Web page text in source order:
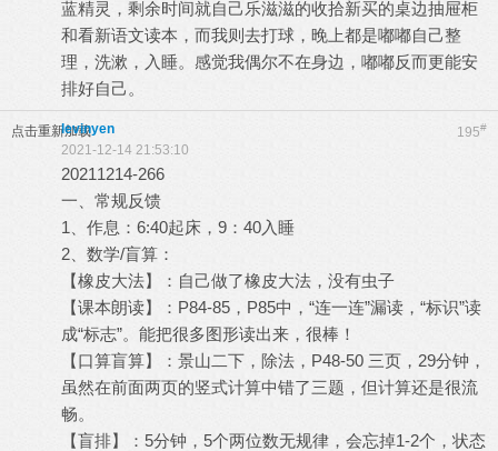
蓝精灵，剩余时间就自己乐滋滋的收拾新买的桌边抽屉柜
和看新语文读本，而我则去打球，晚上都是嘟嘟自己整
理，洗漱，入睡。感觉我偶尔不在身边，嘟嘟反而更能安
排好自己。
点击重新加载 195#
levinyen
2021-12-14 21:53:10
20211214-266
一、常规反馈
1、作息：6:40起床，9：40入睡
2、数学/盲算：
【橡皮大法】：自己做了橡皮大法，没有虫子
【课本朗读】：P84-85，P85中，“连一连”漏读，“标识”读
成“标志”。能把很多图形读出来，很棒！
【口算盲算】：景山二下，除法，P48-50 三页，29分钟，
虽然在前面两页的竖式计算中错了三题，但计算还是很流
畅。
【盲排】：5分钟，5个两位数无规律，会忘掉1-2个，状态